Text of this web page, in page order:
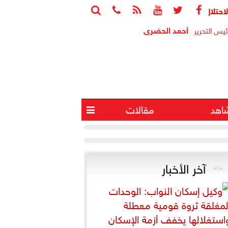





 في انفجار جنوب لبنان
التحرير أحمد الحضرى
مقالات 
آخر الأخبار